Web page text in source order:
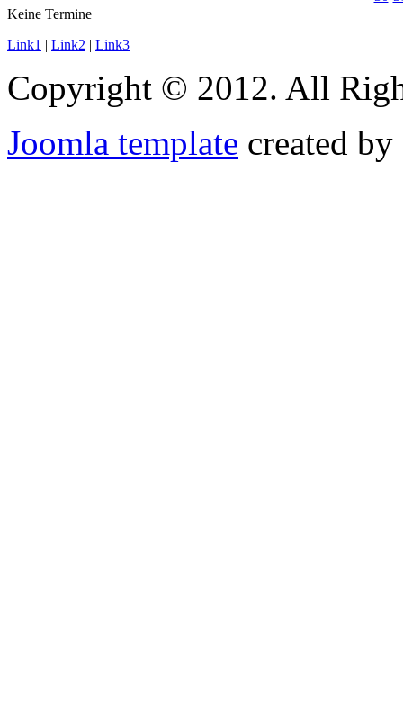
Keine Termine
Link1 | Link2 | Link3
Copyright © 2012. All
Joomla template created